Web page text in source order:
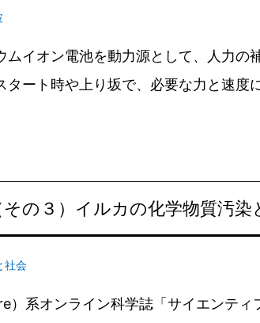
ムイオン電池を動力源として、人力の
タート時や上り坂で、必要な力と速度
の３）イルカの化学物質汚染
社会
）系オンライン科学誌「サイエンティ